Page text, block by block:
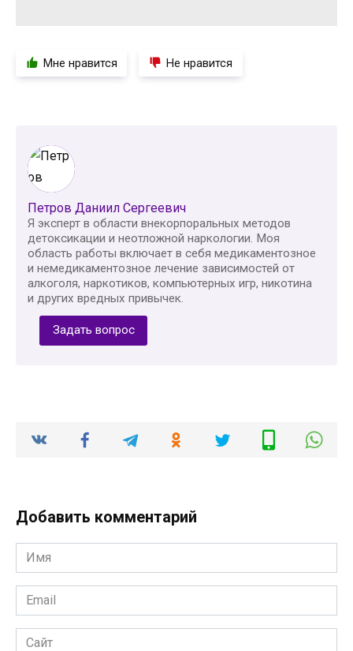
Мне нравится Не нравится
Петров Даниил Сергеевич
Я эксперт в области внекорпоральных методов
детоксикации и неотложной наркологии. Моя
область работы включает в себя медикаментозное
и немедикаментозное лечение зависимостей от
алкоголя, наркотиков, компьютерных игр, никотина
и других вредных привычек.
Задать вопрос
Добавить комментарий
Имя
*
Email
*
Сайт